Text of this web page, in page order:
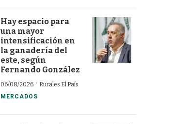
Hay espacio para
una mayor
intensificación en
la ganadería del
este, según
Fernando González
06/08/2026 · Rurales El País
MERCADOS